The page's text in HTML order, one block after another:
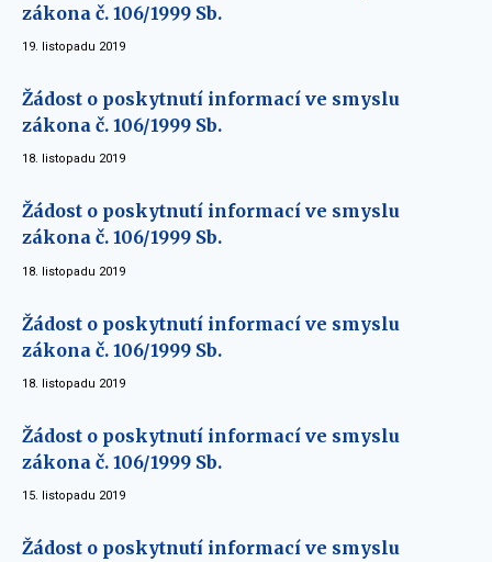
zákona č. 106/1999 Sb.
19. listopadu 2019
Žádost o poskytnutí informací ve smyslu
zákona č. 106/1999 Sb.
18. listopadu 2019
Žádost o poskytnutí informací ve smyslu
zákona č. 106/1999 Sb.
18. listopadu 2019
Žádost o poskytnutí informací ve smyslu
zákona č. 106/1999 Sb.
18. listopadu 2019
Žádost o poskytnutí informací ve smyslu
zákona č. 106/1999 Sb.
15. listopadu 2019
Žádost o poskytnutí informací ve smyslu